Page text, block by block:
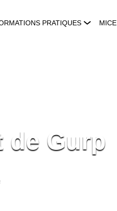
PRATIQUES MICE
de Gurp